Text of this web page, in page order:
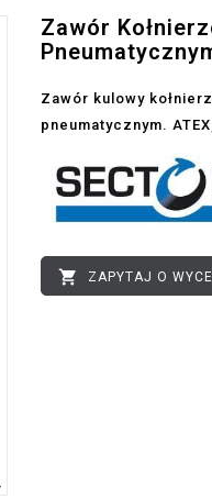
Zawór
Zawór kulowy
pneumatycznym.
 ZAPYTAJ O